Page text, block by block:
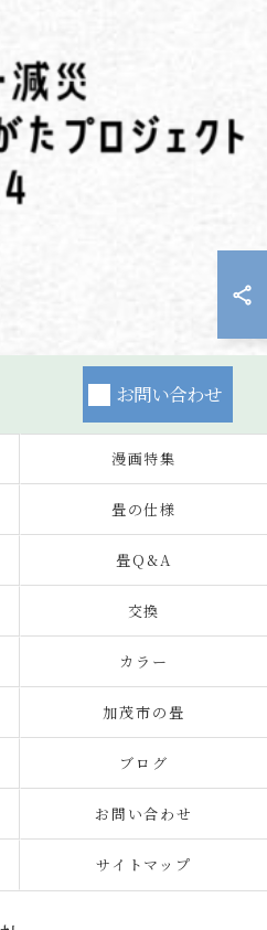
お問い合わせ
漫画特集
畳の仕様
畳Q&A
交換
カラー
加茂市の畳
ブログ
お問い合わせ
サイトマップ